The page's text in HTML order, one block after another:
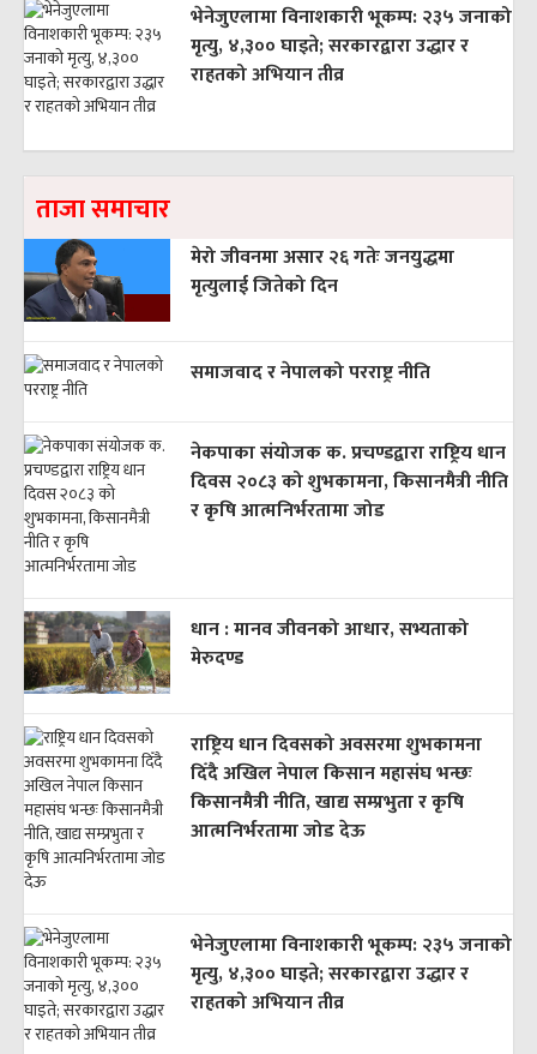
भेनेजुएलामा विनाशकारी भूकम्प: २३५ जनाको
मृत्यु, ४,३०० घाइते; सरकारद्वारा उद्धार र
राहतको अभियान तीव्र
ताजा समाचार
मेरो जीवनमा असार २६ गतेः जनयुद्धमा
मृत्युलाई जितेको दिन
समाजवाद र नेपालको परराष्ट्र नीति
नेकपाका संयोजक क. प्रचण्डद्वारा राष्ट्रिय धान
दिवस २०८३ को शुभकामना, किसानमैत्री नीति
र कृषि आत्मनिर्भरतामा जोड
धान : मानव जीवनको आधार, सभ्यताको
मेरुदण्ड
राष्ट्रिय धान दिवसको अवसरमा शुभकामना
दिँदै अखिल नेपाल किसान महासंघ भन्छः
किसानमैत्री नीति, खाद्य सम्प्रभुता र कृषि
आत्मनिर्भरतामा जोड देऊ
भेनेजुएलामा विनाशकारी भूकम्प: २३५ जनाको
मृत्यु, ४,३०० घाइते; सरकारद्वारा उद्धार र
राहतको अभियान तीव्र